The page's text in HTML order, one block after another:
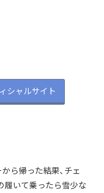
シャルサイト
ら帰った結果、チェ
履いて乗ったら雪少な